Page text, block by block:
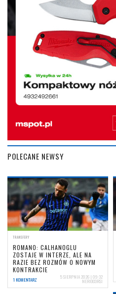
POLECANE NEWSY
TRANSFERY
ROMANO: CALHANOGLU
ZOSTAJE W INTERZE, ALE NA
RAZIE BEZ ROZMÓW O NOWYM
KONTRAKCIE
1 KOMENTARZ 5 SIERPNIA 2026 | 09:32
NERIOCORSI